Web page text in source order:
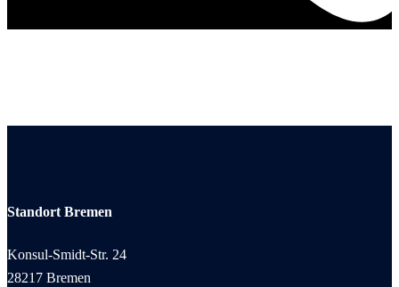
Standort Bremen
Konsul-Smidt-Str. 24
28217 Bremen